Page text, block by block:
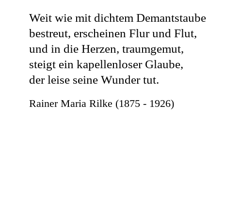
Weit wie mit dichtem Demantstaube
bestreut, erscheinen Flur und Flut,
und in die Herzen, traumgemut,
steigt ein kapellenloser Glaube,
der leise seine Wunder tut.
Rainer Maria Rilke (1875 - 1926)